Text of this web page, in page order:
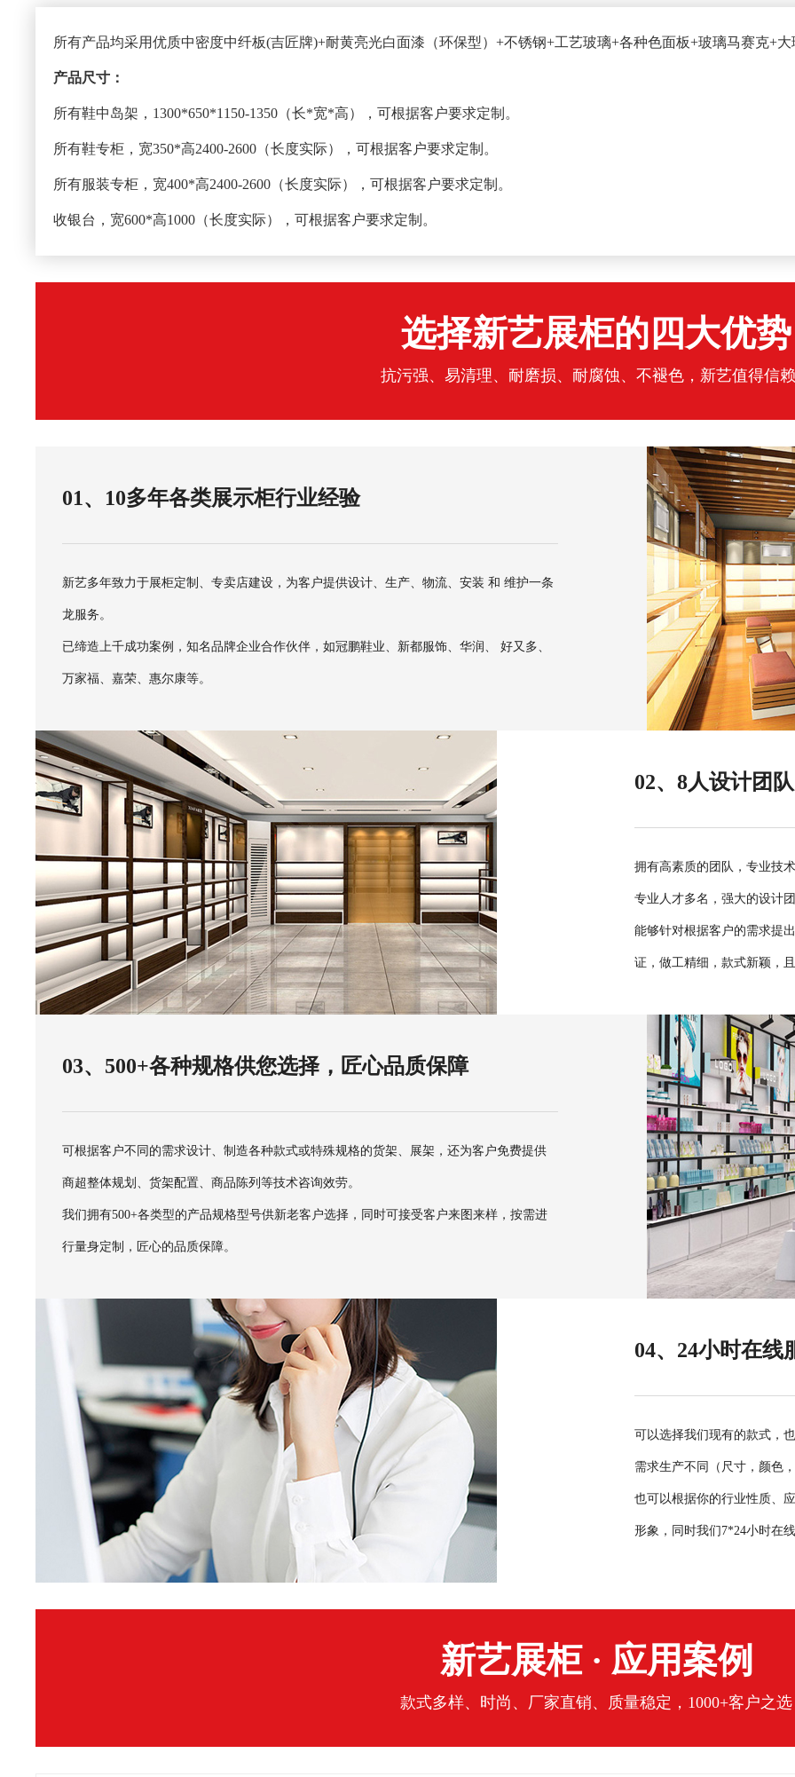
所有产品均采用优质中密度中纤板(吉匠牌)+耐黄亮光白面漆（环保型）+不锈钢+工艺玻璃+各种色面板+玻璃马赛克+
产品尺寸：
所有鞋中岛架，1300*650*1150-1350（长*宽*高），可根据客户要求定制。
所有鞋专柜，宽350*高2400-2600（长度实际），可根据客户要求定制。
所有服装专柜，宽400*高2400-2600（长度实际），可根据客户要求定制。
收银台，宽600*高1000（长度实际），可根据客户要求定制。
选择新艺展柜的四大优势
抗污强、易清理、耐磨损、耐腐蚀、不褪色，新艺值得信
01、10多年各类展示柜行业经验
新艺多年致力于展柜定制、专卖店建设，为客户提供设计、生产、物流、安装 和 维护一条
龙服务。
已缔造上千成功案例，知名品牌企业合作伙伴，如冠鹏鞋业、新都服饰、华润、 好又多、
万家福、嘉荣、惠尔康等。
02、8人设计团
拥有高素质的团队，专业技
专业人才多名，强大的设计
能够针对根据客户的需求提
证，做工精细，款式新颖，
03、500+各种规格供您选择，匠心品质保障
可根据客户不同的需求设计、制造各种款式或特殊规格的货架、展架，还为客户免费提供
商超整体规划、货架配置、商品陈列等技术咨询效劳。
我们拥有500+各类型的产品规格型号供新老客户选择，同时可接受客户来图来样，按需进
行量身定制，匠心的品质保障。
04、24小时在线
可以选择我们现有的款式，
需求生产不同（尺寸，颜色
也可以根据你的行业性质、
形象，同时我们7*24小时在
新艺展柜 · 应用案例
款式多样、时尚、厂家直销、质量稳定，1000+客户之选